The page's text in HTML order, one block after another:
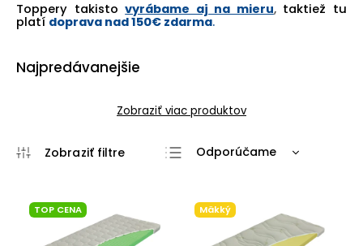
Toppery takisto vyrábame aj na mieru, taktiež tu
platí doprava nad 150€ zdarma.
Najpredávanejšie
Zobraziť viac produktov
Odporúčame
Najdrahšie
Najpredávanejšie
TOP CENA Mäkký